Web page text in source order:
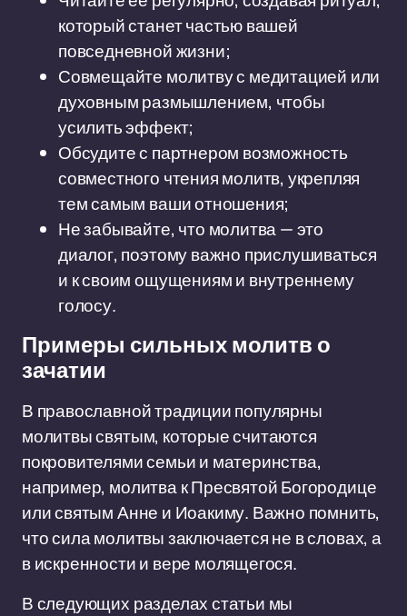
который станет частью вашей
повседневной жизни;
Совмещайте молитву с медитацией или
духовным размышлением, чтобы
усилить эффект;
Обсудите с партнером возможность
совместного чтения молитв, укрепляя
тем самым ваши отношения;
Не забывайте, что молитва — это
диалог, поэтому важно прислушиваться
и к своим ощущениям и внутреннему
голосу.
Примеры сильных молитв о
зачатии
В православной традиции популярны
молитвы святым, которые считаются
покровителями семьи и материнства,
например, молитва к Пресвятой Богородице
или святым Анне и Иоакиму. Важно помнить,
что сила молитвы заключается не в словах, а
в искренности и вере молящегося.
В следующих разделах статьи мы